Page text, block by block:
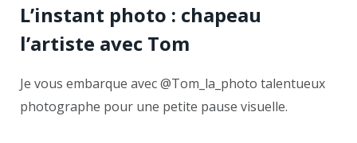
L’instant photo : chapeau
l’artiste avec Tom
Je vous embarque avec @Tom_la_photo talentueux
photographe pour une petite pause visuelle.